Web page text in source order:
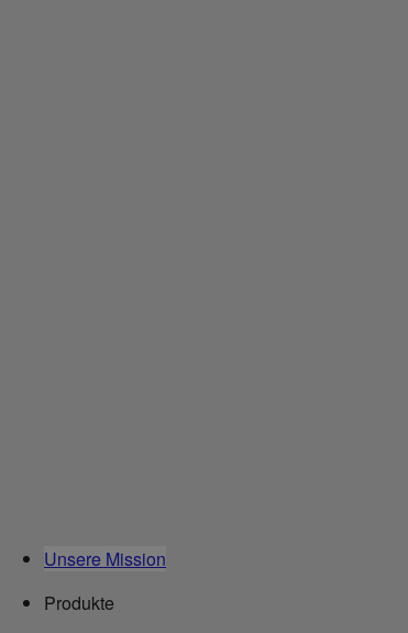
Unsere Mission
Produkte